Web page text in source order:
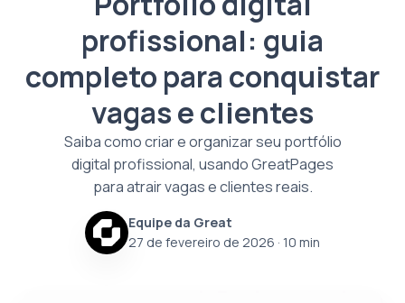
profissional: guia
completo para conquistar
vagas e clientes
Saiba como criar e organizar seu portfólio
digital profissional, usando GreatPages
para atrair vagas e clientes reais.
Equipe da Great
27 de fevereiro de 2026 · 10 min